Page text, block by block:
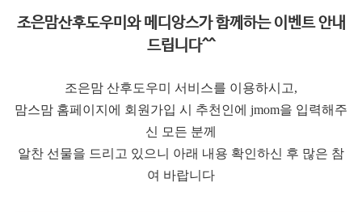
조은맘산후도우미와 메디앙스가 함께하는 이벤트 안내
드립니다^^
조은맘 산후도우미 서비스를 이용하시고,
맘스맘 홈페이지에 회원가입 시 추천인에 jmom을 입력해주
신 모든 분께
알찬 선물을 드리고 있으니 아래 내용 확인하신 후 많은 참
여 바랍니다